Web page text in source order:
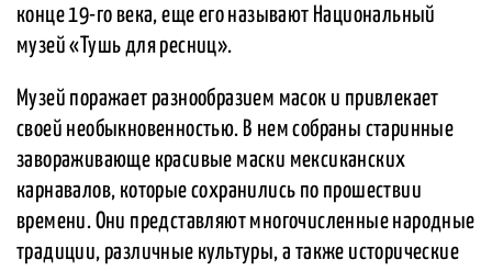
конце 19-го века, еще его называют Национальный
музей «Тушь для ресниц».
Музей поражает разнообразием масок и привлекает
своей необыкновенностью. В нем собраны старинные
завораживающе красивые маски мексиканских
карнавалов, которые сохранились по прошествии
времени. Они представляют многочисленные народные
традиции, различные культуры, а также исторические